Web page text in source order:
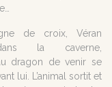
de croix, Véran
la caverne,
dragon de venir se
lui. L’animal sortit et